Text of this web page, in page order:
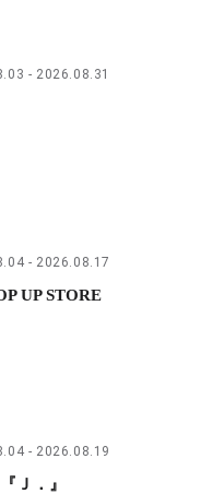
2026.08.31
2026.08.17
UP STORE
2026.08.19
Ｊ．』